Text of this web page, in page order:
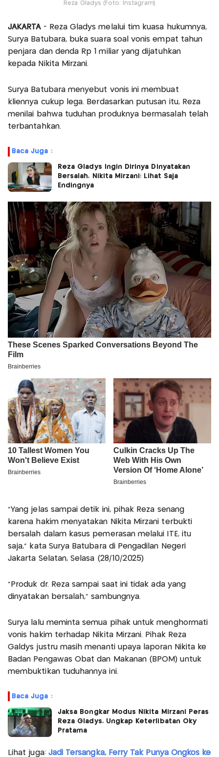
Reza Gladys (Foto: Instagram)
JAKARTA- Reza Gladys melalui tim kuasa hukumnya,
Surya Batubara, buka suara soal vonis empat tahun
penjara dan denda Rp 1 miliar yang dijatuhkan
kepada Nikita Mirzani.
Surya Batubara menyebut vonis ini membuat
kliennya cukup lega. Berdasarkan putusan itu, Reza
menilai bahwa tuduhan produknya bermasalah telah
terbantahkan.
Baca Juga :
Reza Gladys Ingin Dirinya Dinyatakan
Bersalah, Nikita Mirzani: Lihat Saja
Endingnya
"Yang jelas sampai detik ini, pihak Reza senang
karena hakim menyatakan Nikita Mirzani terbukti
bersalah dalam kasus pemerasan melalui ITE, itu
saja," kata Surya Batubara di Pengadilan Negeri
Jakarta Selatan, Selasa (28/10/2025)
"Produk dr. Reza sampai saat ini tidak ada yang
dinyatakan bersalah," sambungnya.
Surya lalu meminta semua pihak untuk menghormati
vonis hakim terhadap Nikita Mirzani. Pihak Reza
Galdys justru masih menanti upaya laporan Nikita ke
Badan Pengawas Obat dan Makanan (BPOM) untuk
membuktikan tuduhannya ini.
Baca Juga :
Jaksa Bongkar Modus Nikita Mirzani Peras
Reza Gladys, Ungkap Keterlibatan Oky
Pratama
Lihat juga: Jadi Tersangka, Ferry Tak Punya Ongkos ke